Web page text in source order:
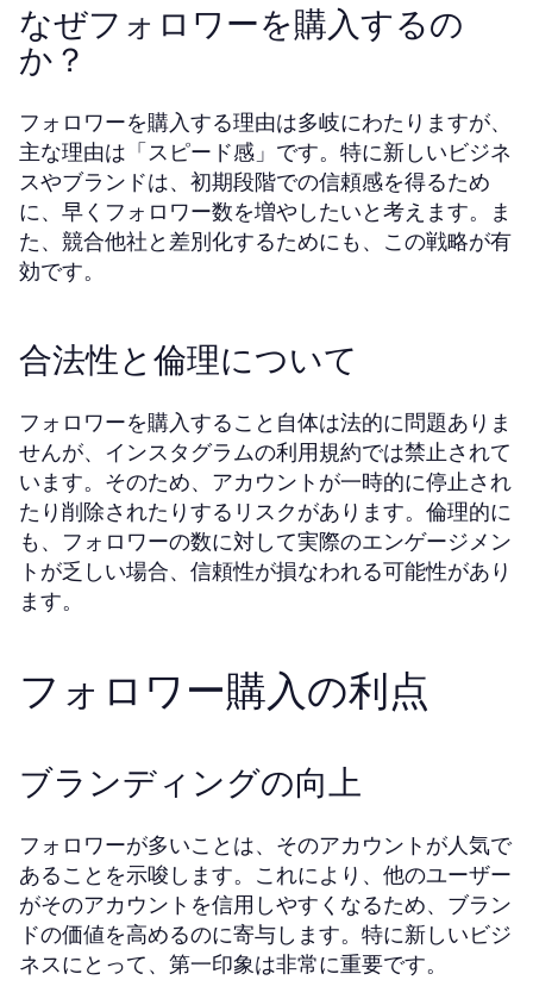
なぜフォロワーを購入するの
か？
フォロワーを購入する理由は多岐にわたりますが、
主な理由は「スピード感」です。特に新しいビジネ
スやブランドは、初期段階での信頼感を得るため
に、早くフォロワー数を増やしたいと考えます。ま
た、競合他社と差別化するためにも、この戦略が有
効です。
合法性と倫理について
フォロワーを購入すること自体は法的に問題ありま
せんが、インスタグラムの利用規約では禁止されて
います。そのため、アカウントが一時的に停止され
たり削除されたりするリスクがあります。倫理的に
も、フォロワーの数に対して実際のエンゲージメン
トが乏しい場合、信頼性が損なわれる可能性があり
ます。
フォロワー購入の利点
ブランディングの向上
フォロワーが多いことは、そのアカウントが人気で
あることを示唆します。これにより、他のユーザー
がそのアカウントを信用しやすくなるため、ブラン
ドの価値を高めるのに寄与します。特に新しいビジ
ネスにとって、第一印象は非常に重要です。